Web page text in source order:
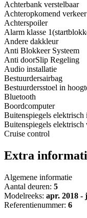
Achterbank verstelbaar
Achteropkomend
Achterspoiler
Alarm klasse
Andere dakkleur
Anti Blokkeer Systeem
Anti doorSlip Regeling
Audio installatie
Bestuurdersairbag
Bestuurdersstoel in
Bluetooth
Boordcomputer
Buitenspiegels elektrisch
Buitenspiegels elektrisch
Cruise control
Extra
Algemene informatie
Aantal deuren: 5
Modelreeks: apr. 2018 -
Referentienummer: 6